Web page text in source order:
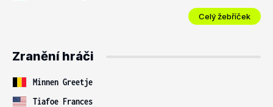
Celý žebříček
Zranění hráči
Minnen Greetje
Tiafoe Frances